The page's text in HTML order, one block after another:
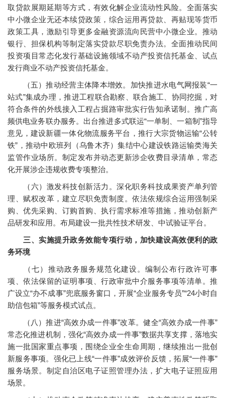
取贷款展期延期等方式，有效化解企业流动性风险。全面落实
中小微企业无还本续贷政策，综合运用再贷款、再贴现等货币
政策工具，激励引导更多金融资源流向民营中小微企业。推动
银行、担保机构等制定落实贷款尽职免责办法。全面推动民间
投资项目常态化发行基础设施领域不动产投资信托基金、试点
发行商业不动产投资信托基金。
（五）推动经营主体降本增效。加快推进水电气网报装“一
站式”集成办理，推进工程联合勘察、联合施工、协同挖掘，对
符合条件的外线接入工程占掘路审批实行告知承诺制。推广高
频供电业务联办服务。出台推进多式联运“一单制、一箱制”指导
意见，建设新疆一体化物流服务平台，推行大宗货物运输“公转
铁”，推动中欧班列（乌鲁木齐）集结中心建设铁路运输类海关
监管作业场所。制定发布并动态更新涉企收费目录清单，常态
化开展涉企违规收费专项整治。
（六）激发科技创新活力。深化职务科技成果资产单列管
理、赋权改革，建立尽职免责制度。依法依规综合运用强制采
购、优先采购、订购首购、执行需求标准等措施，推动创新产
品研发和应用。布局建设一批共性技术研发、中试验证平台。
三、实施提升政务效能专项行动，加快建设高效便利的政
务环境
（七）推动政务服务规范化建设。编制公布行政许可事
项、依法保留的证明事项、行政审批中介服务事项等清单。推
广设立“办不成事”兜底服务窗口，开展“企业服务专员”“24小时自
助信包箱”等服务模式试点。
（八）推进“高效办成一件事”改革。健全“高效办成一件事”
常态化推进机制，强化“高效办成一件事”数据共享支撑，落地实
施一批国家重点事项，围绕企业全生命周期，继续推出一批创
新服务事项。强化已上线“一件事”成效评价反馈，拓展“一件事”
服务场景。制定自治区电子证照管理办法，扩大电子证照应用
场景。